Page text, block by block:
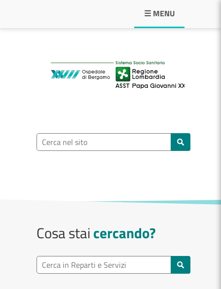
☰ MENU
ASST Papa
Ricerca nel sito
Cosa staicercando?
Ricerca reparto